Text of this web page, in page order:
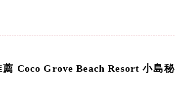
Coco Grove Beach Resort 小島秘